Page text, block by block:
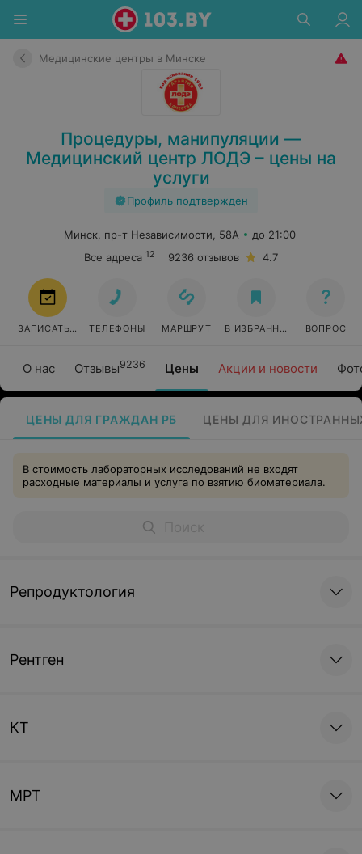
Медицинские центры в Минске
Процедуры, манипуляции —
Медицинский центр ЛОДЭ – цены на
услуги
Профиль подтвержден
О нас Отзывы9236 Цены Акции и новости
Минск, пр-т Независимости, 58А
до 21:00
Все адреса 12 9236 отзывов 4.7
ЗАПИСАТЬСЯ ТЕЛЕФОНЫ МАРШРУТ В ИЗБРАННОЕ ВОПРОС
ЦЕНЫ ДЛЯ ГРАЖДАН РБ ЦЕНЫ ДЛЯ
В стоимость лабораторных исследований не входят
расходные материалы и услуга по взятию биоматериала.
Репродуктология
Рентген
КТ
МРТ